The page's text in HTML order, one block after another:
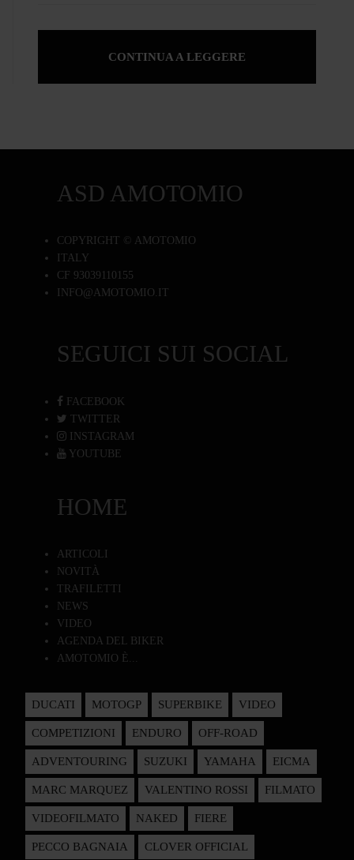
CONTINUA A LEGGERE
ASD AMOTOMIO
COPYRIGHT © AMOTOMIO
ITALY
CF 93039110155
INFO@AMOTOMIO.IT
SEGUICI SUI SOCIAL
FACEBOOK
TWITTER
INSTAGRAM
YOUTUBE
HOME
ARTICOLI
NOVITÀ
TRAFILETTI
NEWS
VIDEO
AGENDA DEL BIKER
AMOTOMIO È...
DUCATI MOTOGP SUPERBIKE VIDEO
COMPETIZIONI ENDURO OFF-ROAD
ADVENTOURING SUZUKI YAMAHA EICMA
MARC MARQUEZ VALENTINO ROSSI FILMATO
VIDEOFILMATO NAKED FIERE
PECCO BAGNAIA CLOVER OFFICIAL